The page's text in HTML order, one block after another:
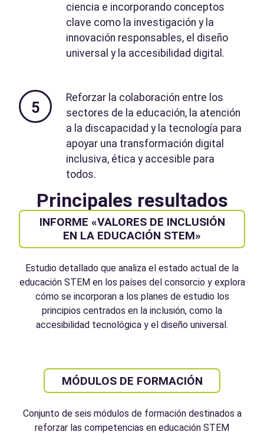
ciencia e incorporando conceptos
clave como la investigación y la
innovación responsables, el diseño
universal y la accesibilidad digital.
5
Reforzar la colaboración entre los
sectores de la educación, la atención
a la discapacidad y la tecnología para
apoyar una transformación digital
inclusiva, ética y accesible para
todos.
Principales resultados
INFORME «VALORES DE INCLUSIÓN
EN LA EDUCACIÓN STEM»
Estudio detallado que analiza el estado actual de la
educación STEM en los países del consorcio y explora
cómo se incorporan a los planes de estudio los
principios centrados en la inclusión, como la
accesibilidad tecnológica y el diseño universal.
MÓDULOS DE FORMACIÓN
Conjunto de seis módulos de formación destinados a
reforzar las competencias en educación STEM